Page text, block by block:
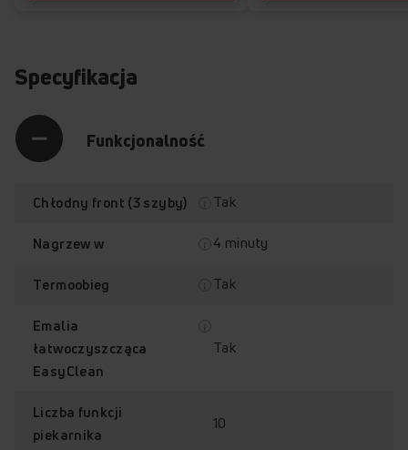
Specyfikacja
Funkcjonalność
Chłodny front (3 szyby) Tak
Nagrzew w 4 minuty
Termoobieg Tak
Emalia
łatwoczyszcząca
EasyClean
Tak
Liczba funkcji
piekarnika
10